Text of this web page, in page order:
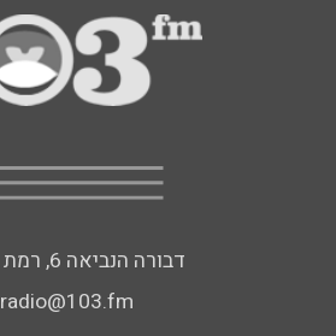
דבורה הנביאה 6, רמת השרון
radio@103.fm